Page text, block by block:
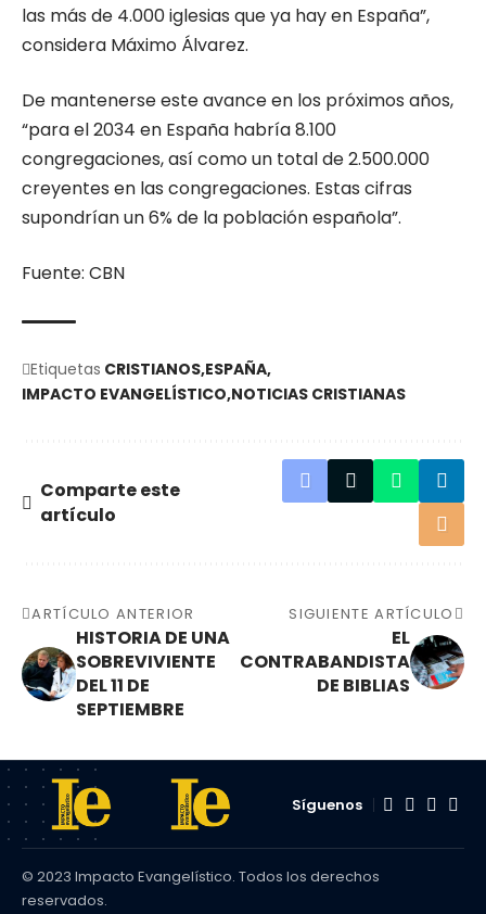
las más de 4.000 iglesias que ya hay en España”,
considera Máximo Álvarez.
De mantenerse este avance en los próximos años,
“para el 2034 en España habría 8.100
congregaciones, así como un total de 2.500.000
creyentes en las congregaciones. Estas cifras
supondrían un 6% de la población española”.
Fuente: CBN
Etiquetas CRISTIANOS ESPAÑA
IMPACTO EVANGELÍSTICO NOTICIAS CRISTIANAS
Comparte este
artículo
ARTÍCULO ANTERIOR
HISTORIA DE UNA
SOBREVIVIENTE
DEL 11 DE
SEPTIEMBRE
SIGUIENTE ARTÍCULO
EL
CONTRABANDISTA
DE BIBLIAS
Síguenos
© 2023 Impacto Evangelístico. Todos los derechos
reservados.